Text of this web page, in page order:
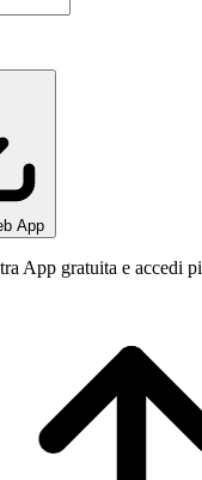
App
App gratuita e accedi